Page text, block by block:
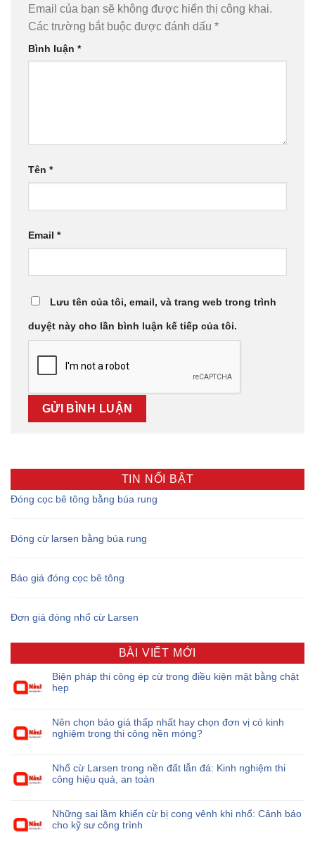
Email của bạn sẽ không được hiển thị công khai.
Các trường bắt buộc được đánh dấu *
Bình luận *
Tên *
Email *
Lưu tên của tôi, email, và trang web trong trình
duyệt này cho lần bình luận kế tiếp của tôi.
TIN NỔI BẬT
Đóng cọc bê tông bằng búa rung
Đóng cừ larsen bằng búa rung
Báo giá đóng cọc bê tông
Đơn giá đóng nhổ cừ Larsen
BÀI VIẾT MỚI
Biện pháp thi công ép cừ trong điều kiện mặt bằng chật
hẹp
Nên chọn báo giá thấp nhất hay chọn đơn vị có kinh
nghiệm trong thi công nền móng?
Nhổ cừ Larsen trong nền đất lẫn đá: Kinh nghiệm thi
công hiệu quả, an toàn
Những sai lầm khiến cừ bị cong vênh khi nhổ: Cảnh báo
cho kỹ sư công trình